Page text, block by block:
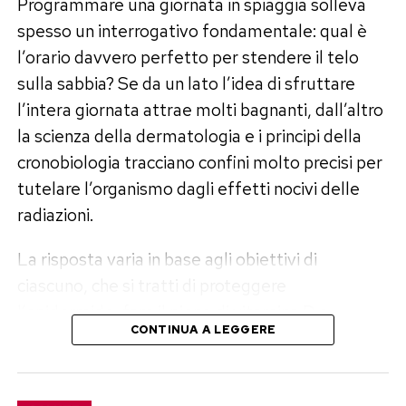
diffusione locale delle tossine.
“L’applicazione tempestiva del freddo per
almeno quindici minuti riduce significativamente
l’edema e calma la sensazione di bruciore
intenso”, spiegano i medici d’urgenza.
Se il dolore e il prurito persistono nei momenti
successivi, l’applicazione di una crema a base di
per uso topico o orale aiuta a placare la reazione
Quando la situazione richiede
l’intervento medico urgente
Programmare una giornata in spiaggia solleva
spesso un interrogativo fondamentale: qual è
l’orario davvero perfetto per stendere il telo
sulla sabbia? Se da un lato l’idea di sfruttare
l’intera giornata attrae molti bagnanti, dall’altro
la scienza della dermatologia e i principi della
cronobiologia tracciano confini molto precisi per
tutelare l’organismo dagli effetti nocivi delle
radiazioni.
La risposta varia in base agli obiettivi di
l’epidermide, fare il pieno di vitamina D o
semplicemente evitare la folla tipica dei mesi
CONTINUA A LEGGERE